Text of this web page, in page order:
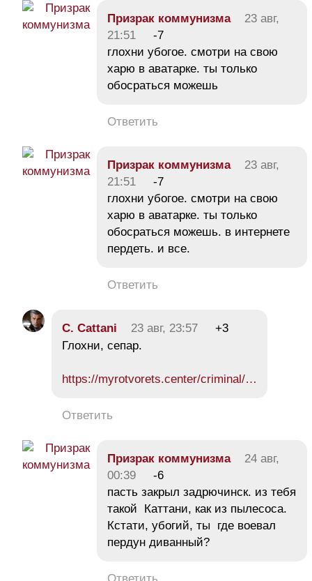
Призрак коммунизма
23 авг,
21:51
-7
глохни убогое. смотри на свою
харю в аватарке. ты только
обосраться можешь
Ответить
Призрак коммунизма
23 авг,
21:51
-7
глохни убогое. смотри на свою
харю в аватарке. ты только
обосраться можешь. в интернете
пердеть. и все.
Ответить
C. Cattani 23 авг, 23:57
+3
Глохни, сепар.
https://myrotvorets.center/criminal/…
Ответить
Призрак коммунизма
24 авг,
00:39
-6
пасть закрыл задрючинск. из тебя
такой Каттани, как из пылесоса.
Кстати, убогий, ты где воевал
пердун диванный?